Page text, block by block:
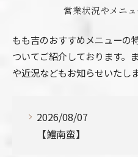
営業状況やメニ
もも吉のおすすめメニューの
ついてご紹介しております。
や近況などもお知らせいたしま
2026/08/07
【鱧南蛮】